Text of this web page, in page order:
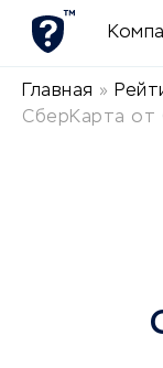
Главная »
СберКарта от